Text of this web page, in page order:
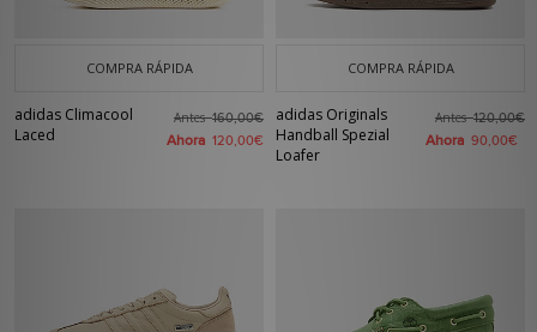
COMPRA RÁPIDA
adidas Climacool
Laced
Antes160,00€
Ahora 120,00€
COMPRA RÁPIDA
adidas Originals
Handball Spezial
Loafer
Antes120,00€
Ahora 90,00€